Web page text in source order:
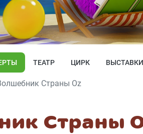
ТЕАТР ЦИРК ВЫСТАВКИ
Страны Оz
Страны